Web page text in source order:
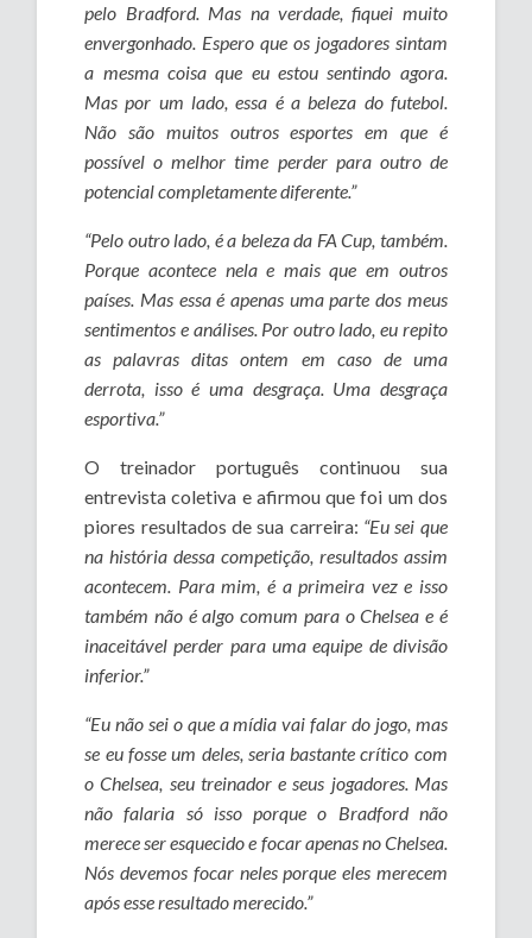
pelo Bradford. Mas na verdade, fiquei muito
envergonhado. Espero que os jogadores sintam
a mesma coisa que eu estou sentindo agora.
Mas por um lado, essa é a beleza do futebol.
Não são muitos outros esportes em que é
possível o melhor time perder para outro de
potencial completamente diferente.”
“Pelo outro lado, é a beleza da FA Cup, também.
Porque acontece nela e mais que em outros
países. Mas essa é apenas uma parte dos meus
sentimentos e análises. Por outro lado, eu repito
as palavras ditas ontem em caso de uma
derrota, isso é uma desgraça. Uma desgraça
esportiva.”
O treinador português continuou sua
entrevista coletiva e afirmou que foi um dos
piores resultados de sua carreira: “Eu sei que
na história dessa competição, resultados assim
acontecem. Para mim, é a primeira vez e isso
também não é algo comum para o Chelsea e é
inaceitável perder para uma equipe de divisão
inferior.”
“Eu não sei o que a mídia vai falar do jogo, mas
se eu fosse um deles, seria bastante crítico com
o Chelsea, seu treinador e seus jogadores. Mas
não falaria só isso porque o Bradford não
merece ser esquecido e focar apenas no Chelsea.
Nós devemos focar neles porque eles merecem
após esse resultado merecido.”